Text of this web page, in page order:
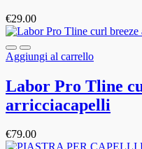
€29.00
Aggiungi al carrello
Labor Pro Tline
arricciacapelli
€79.00